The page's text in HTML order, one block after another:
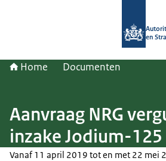
en
Home Documenten
Aanvraag NRG
inzake Jodium-
Vanaf 11 april 2019 tot en met 22 mei